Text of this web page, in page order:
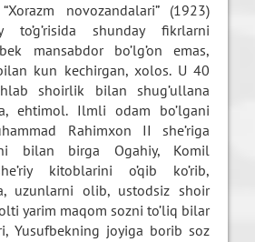
novozandalari” (1923)
to’g’risida shunday fikrlarni
mansabdor bo’lg’on emas,
kun kechirgan, xolos. U 40
shoirlik bilan shug’ullana
ehtimol. Ilmli odam bo’lgani
Rahimxon II she’riga
bilan birga Ogahiy, Komil
kitoblarini o’qib ko’rib,
uzunlarni olib, ustodsiz shoir
olti yarim maqom sozni to’liq bilar
Yusufbekning joyiga borib soz